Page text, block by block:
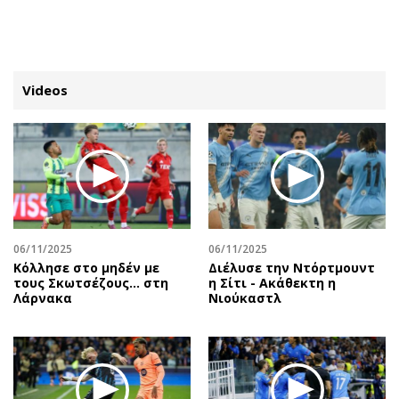
ΚΑΤΗΓΟΡΙΕΣ ΣΥΝΔΕΣΗ
Κύπρος
Παιδεία
Υγεία
Πολιτική
Βουλευτικές 2026
Προεδρικές 2023
Δημοσκοπήσεις
Διπλωματία
Απόψεις
Αρθρογραφία
The Hill
Υγεία
Αγγελίες
Πωλούνται
Ζητούν εργασία
Θέσεις εργασίας
Videos
06/11/2025
Κόλλησε στο μηδέν με
τους Σκωτσέζους... στη
Λάρνακα
06/11/2025
Διέλυσε την Ντόρτμουντ
η Σίτι - Ακάθεκτη η
Νιούκαστλ